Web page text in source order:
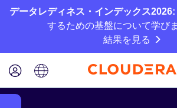
データレディネス・インデックス2026:
するための基盤について学び
結果を見る